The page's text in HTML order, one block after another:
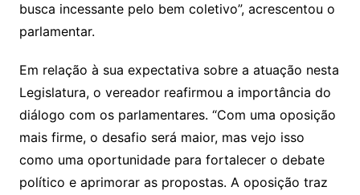
busca incessante pelo bem coletivo”, acrescentou o
parlamentar.
Em relação à sua expectativa sobre a atuação nesta
Legislatura, o vereador reafirmou a importância do
diálogo com os parlamentares. “Com uma oposição
mais firme, o desafio será maior, mas vejo isso
como uma oportunidade para fortalecer o debate
político e aprimorar as propostas. A oposição traz